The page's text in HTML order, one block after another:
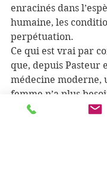
enracinés dans
humaine, les
perpétuation.
Ce qui est vrai par
que, depuis Pasteur
médecine moderne,
femme n’a plus
mettre au monde